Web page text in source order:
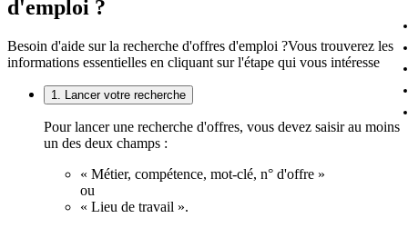
d'emploi ?
Besoin d'aide sur la recherche d'offres d'emploi ?Vous trouverez les
informations essentielles en cliquant sur l'étape qui vous intéresse
1. Lancer votre recherche
Pour lancer une recherche d'offres, vous devez saisir au moins
un des deux champs :
« Métier, compétence, mot-clé, n° d'offre »
ou
« Lieu de travail ».